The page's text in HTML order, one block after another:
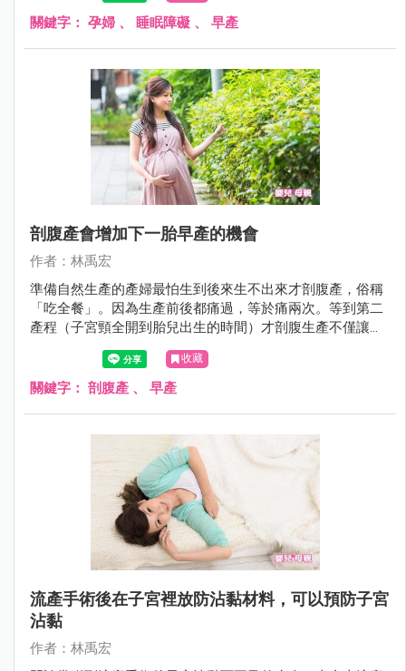
關鍵字： 孕婦 、 睡眠障礙 、 早產
剖腹產會增加下一胎早產的機會
作者：林禹宏
準備自然生產的產婦最怕生到後來生不出來才剖腹產，俗稱
「吃全餐」。因為生產前後都痛過，等於痛兩次。等到第二
產程（子宮頸全開到胎兒出生的時間）才剖腹生產不僅讓孕
婦受罪，還會增加一些併發症，例如傷口感染、子宮裂傷、
產後大出血等。2017年7月的美國婦產科學期刊（American
Journal of Obstetrics and Gynecology）有一項研究發現，
收藏
關鍵字： 剖腹產 、 早產
流產手術後在子宮裡放防沾黏材料，可以預防子宮
沾黏
作者：林禹宏